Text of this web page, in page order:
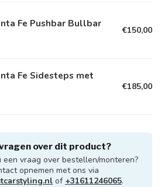
Fe Pushbar Bullbar
€150,00
Fe Sidesteps met
€185,00
over dit product?
vraag over bestellen/monteren?
opnemen met ons via
of +31611246065.